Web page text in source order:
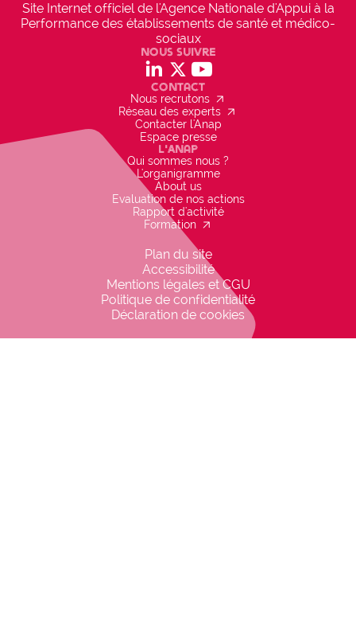
Site Internet officiel de l'Agence Nationale d'Appui à la
Performance des établissements de santé et médico-
sociaux
Nous suivre
social_linkedin social_x social_youtube
Contact
Nous recrutons arrow_outward
Réseau des experts arrow_outward
Contacter l'Anap
Espace presse
L'Anap
Qui sommes nous ?
L'organigramme
About us
Evaluation de nos actions
Rapport d'activité
Formation arrow_outward
Plan du site
Accessibilité
Mentions légales et CGU
Politique de confidentialité
Déclaration de cookies